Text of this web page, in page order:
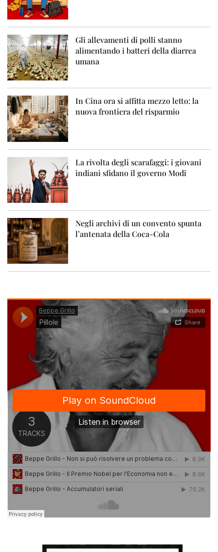
Gli allevamenti di polli stanno
alimentando i batteri della diarrea
umana
In Cina ora si affitta mezzo letto: la
nuova frontiera del risparmio
La rivolta degli scarafaggi: i giovani
indiani sfidano il governo Modi
Negli archivi di un convento spunta
l’antenata della Coca-Cola